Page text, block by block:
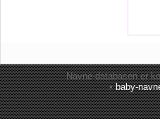
Navne-databasen er
•baby-